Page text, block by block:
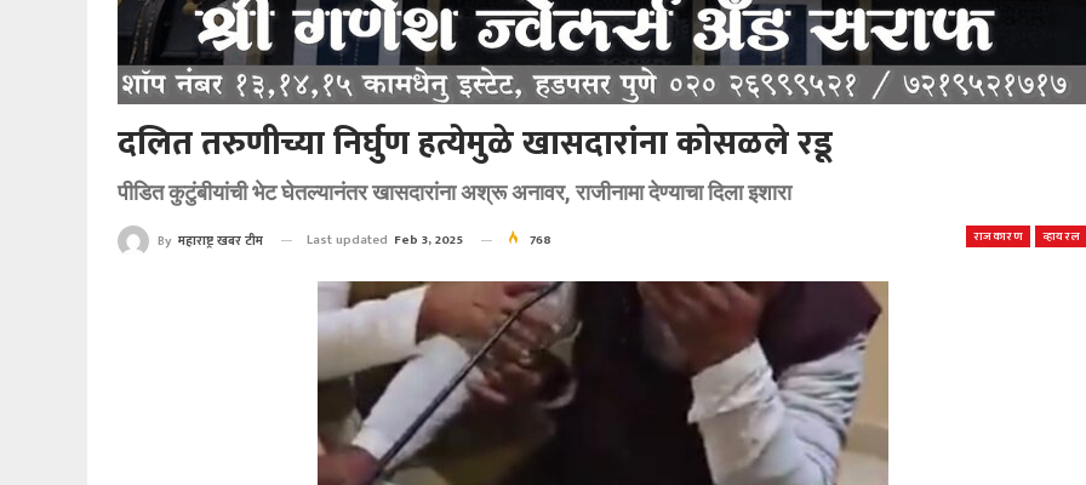
दलित तरुणीच्या निर्घुण हत्येमुळे खासदारांना कोसळले रडू
पीडित कुटुंबीयांची भेट घेतल्यानंतर खासदारांना अश्रू अनावर, राजीनामा देण्याचा दिला इशारा
राजकारण व्हायरल
By महाराष्ट्र खबर टीम Last updated Feb 3, 2025 768